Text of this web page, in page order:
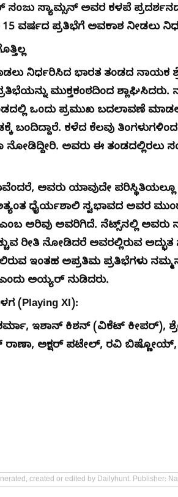
ಸಂಜು ಸ್ಯಾಮ್ಸನ್ ಅವರ ಕಳಪೆ
ವರ್ಷದ ಪ್ರತಿಭೆಗೆ ಅವಕಾಶ ನೀಡಲು
ನಿರ್ಧರಿಸಿದ ಭಾರತ ತಂಡದ
ಮುಕ್ತಕಂಠದಿಂದ ಶ್ಲಾಘಿಸಿದರು.
ಒಂದು ಪ್ರಮುಖ ಬದಲಾವಣೆ
ಕಳೆದ ಕೆಲವು
ನೋಡಿದ್ದೀರಿ. ಅವರು ಈ ತಂಡದಲ್ಲಿರಲು
ಅವರು ಯಾವುದೇ ಪರಿಸ್ಥಿತಿಯಲ್ಲೂ
ಅತ್ಯಂತ ಧೈರ್ಯಶಾಲಿ ಸ್ವಭಾವದ ಅವರ
ಅರಿವು ಅವರಿಗಿದೆ. ನೆಟ್ಸ್‌ನಲ್ಲಿ
ರೀತಿ ನೋಡಿದರೆ ಅವರಲ್ಲಿರುವ
ಇಂತಹ ಅಪ್ರತಿಮ ಪ್ರತಿಭೆಗಳು
ಅಯ್ಯರ್ ನುಡಿದರು.
(Playing XI):
ಇಶಾನ್ ಕಿಶನ್ (ವಿಕೆಟ್ ಕೀಪರ್),
ರಾಣಾ, ಅಕ್ಷರ್ ಪಟೇಲ್, ರವಿ
created or edited by Dailyhunt. Publisher: